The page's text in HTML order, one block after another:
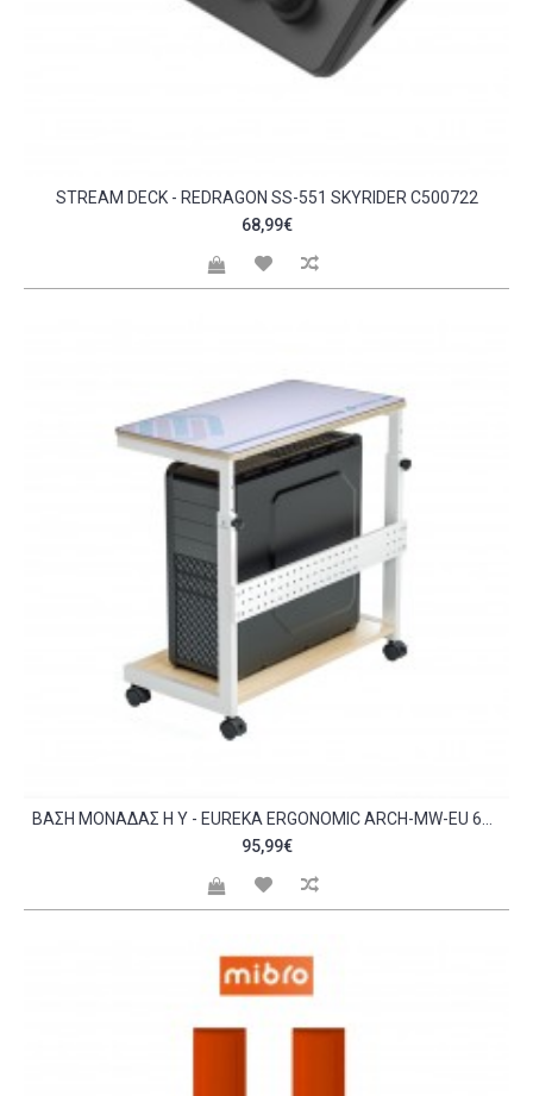
STREAM DECK - REDRAGON SS-551 SKYRIDER C500722
68,99€
95,99€